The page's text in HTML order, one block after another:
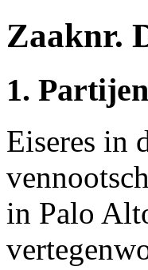
Zaaknr.
1. Partijen
Eiseres in
in Palo